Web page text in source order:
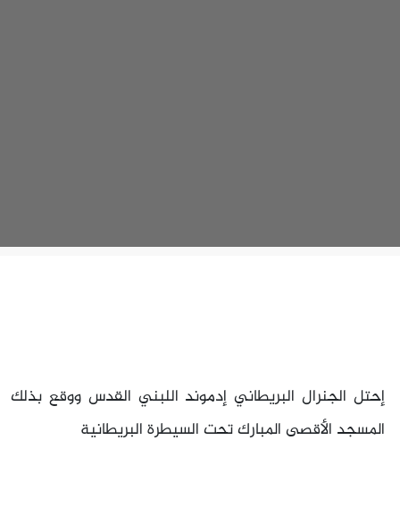
إحتل الجنرال البريطاني إدموند اللبني القدس ووقع بذلك
المسجد الأقصى المبارك تحت السيطرة البريطانية